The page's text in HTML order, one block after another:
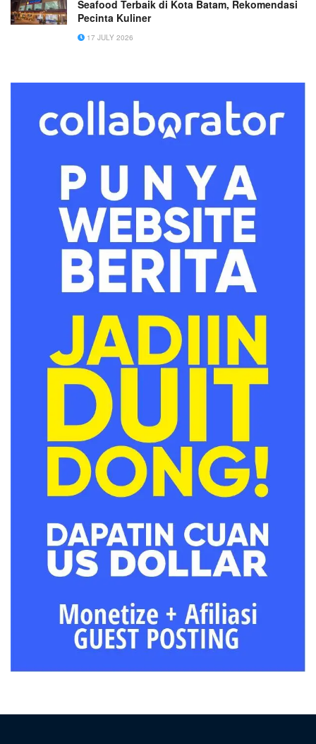
Seafood Terbaik di Kota Batam, Rekomendasi
Pecinta Kuliner
17 JULY 2026